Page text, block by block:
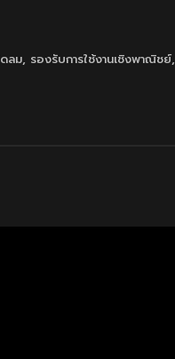
ลม, รองรับการใช้งานเชิงพาณิชย์,